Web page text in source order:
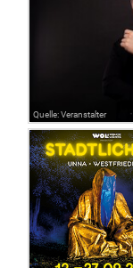
Quelle: Veranstalter